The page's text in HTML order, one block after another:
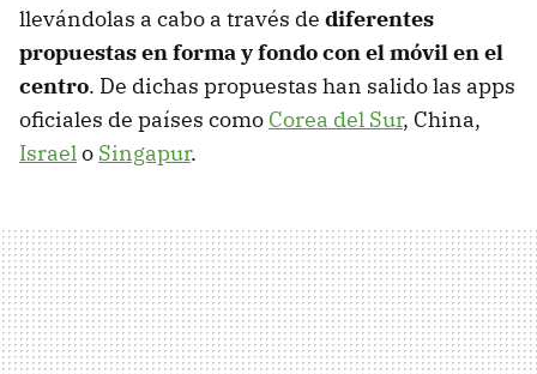
llevándolas a cabo a través de diferentes
propuestas en forma y fondo con el móvil en el
centro. De dichas propuestas han salido las apps
oficiales de países como Corea del Sur, China,
Israelo Singapur.